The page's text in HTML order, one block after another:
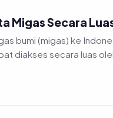
Migas Secara
bumi (migas) ke
diakses secara luas